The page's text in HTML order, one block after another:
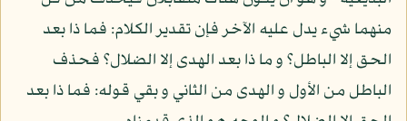
منهما شيء يدل عليه الآخر فإن تقدير الكلام: فما ذا بعد
الحق إلا الباطل؟ و ما ذا بعد الهدى إلا الضلال؟ فحذف
الباطل من الأول و الهدى من الثاني و بقي قوله: فما ذا بعد